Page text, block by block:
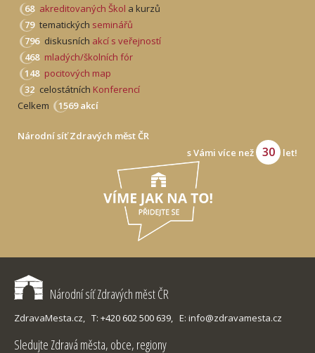
68 akreditovaných Škol a kurzů
79 tematických seminářů
796 diskusních akcí s veřejností
468 mladých/školních fór
148 pocitových map
32 celostátních Konferencí
Celkem
1569 akcí
Národní síť Zdravých měst ČR
s Vámi více než
30 let!
Národní síť Zdravých měst ČR
ZdravaMesta.cz, T: +420 602 500 639, E: info@zdravamesta.cz
Sledujte Zdravá města, obce, regiony